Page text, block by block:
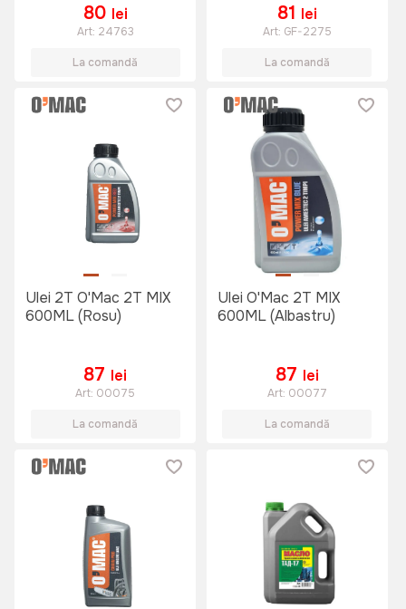
80 lei
Art: 24763
La comandă
81 lei
Art: GF-2275
La comandă
Ulei 2T O'Mac 2T MIX
600ML (Rosu)
87 lei
Art: 00075
La comandă
Ulei O'Mac 2T MIX
600ML (Albastru)
87 lei
Art: 00077
La comandă